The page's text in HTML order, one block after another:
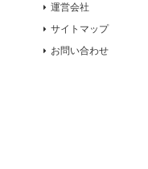
運営会社
サイトマップ
お問い合わせ